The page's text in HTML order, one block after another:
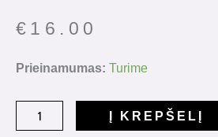
€ 16.00
Prieinamumas: Turime
produkto
Liquid
Į KREPŠELĮ